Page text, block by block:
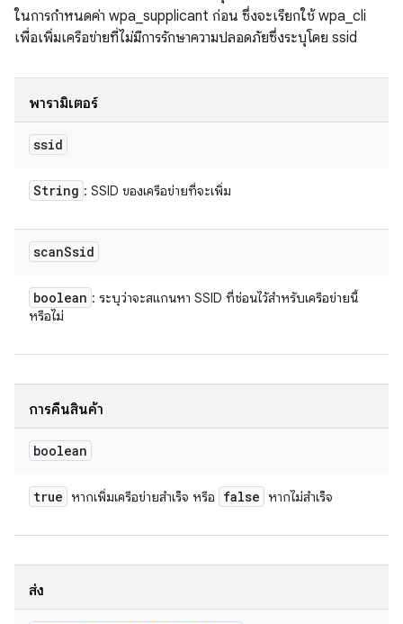
ในการกำหนดค่า wpa_supplicant ก่อน ซึ่งจะเรียกใช้ wpa_cli
เพื่อเพิ่มเครือข่ายที่ไม่มีการรักษาความปลอดภัยซึ่งระบุโดย ssid
พารามิเตอร์
ssid
String : SSID ของเครือข่ายที่จะเพิ่ม
scanSsid
boolean : ระบุว่าจะสแกนหา SSID ที่ซ่อนไว้สำหรับเครือข่ายนี้
หรือไม่
การคืนสินค้า
boolean
true หากเพิ่มเครือข่ายสำเร็จ หรือ false หากไม่สำเร็จ
ส่ง